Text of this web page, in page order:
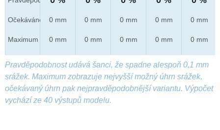
Očekáváno
Maximum
0 mm
0 mm
0 mm
0 mm
0 mm
0 mm
0 mm
0 mm
0 mm
0 mm
Pravděpodobnost udává šanci, že spadne alespoň 0,1 mm
srážek. Maximum zobrazuje nejvyšší možný úhrn srážek,
očekávaný úhrn pak nejpravděpodobnější variantu. Výpočet
vychází ze 40 výstupů modelu.